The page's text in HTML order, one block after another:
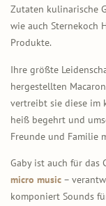
Zutaten kulinarische
wie auch Sternekoch
Produkte.
Ihre größte
hergestellten
vertreibt sie diese im
heiß begehrt und
Freunde und Familie
Gaby ist auch für das
micro music –
komponiert Sounds